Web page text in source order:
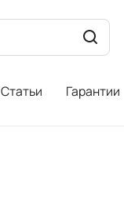
Статьи Гарантии